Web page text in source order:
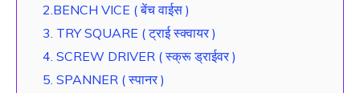
2.BENCH VICE ( बेंच वाईस )
3. TRY SQUARE ( ट्राई स्क्वायर )
4. SCREW DRIVER ( स्क्रू ड्राईवर )
5. SPANNER ( स्पानर )